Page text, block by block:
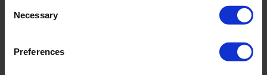
Selection
Necessary
Preferences
tryg og får altid en god dialog. Kyndig vejledning
og bliver fulgt nøje gennem hele forløbet."
JEANETTE